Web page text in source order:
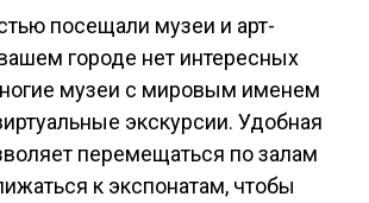
посещали музеи и арт-
городе нет интересных
музеи с мировым именем
экскурсии. Удобная
перемещаться по залам
к экспонатам, чтобы